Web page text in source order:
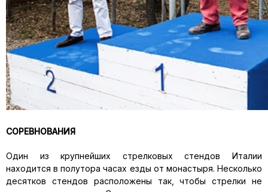
СОРЕВНОВАНИЯ
Один из крупнейших стрелковых стендов Италии
находится в полутора часах езды от монастыря. Несколько
десятков стендов расположены так, чтобы стрелки не